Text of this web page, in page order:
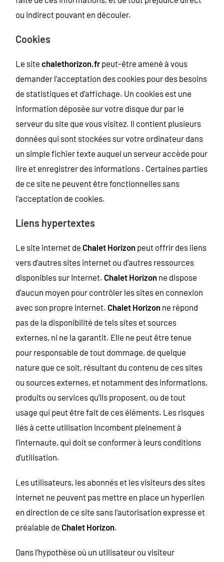
ou indirect pouvant en découler.
Cookies
Le sitechalethorizon.fr peut-être amené à vous
demander l’acceptation des cookies pour des besoins
de statistiques et d’affichage. Un cookies est une
information déposée sur votre disque dur par le
serveur du site que vous visitez. Il contient plusieurs
données qui sont stockées sur votre ordinateur dans
un simple fichier texte auquel un serveur accède pour
lire et enregistrer des informations . Certaines parties
de ce site ne peuvent être fonctionnelles sans
l’acceptation de cookies.
Liens hypertextes
Le site internet de Chalet Horizon peut offrir des liens
vers d’autres sites internet ou d’autres ressources
disponibles sur Internet. Chalet Horizon ne dispose
d’aucun moyen pour contrôler les sites en connexion
avec son propre internet. Chalet Horizon ne répond
pas de la disponibilité de tels sites et sources
externes, ni ne la garantit. Elle ne peut être tenue
pour responsable de tout dommage, de quelque
nature que ce soit, résultant du contenu de ces sites
ou sources externes, et notamment des informations,
produits ou services qu’ils proposent, ou de tout
usage qui peut être fait de ces éléments. Les risques
liés à cette utilisation incombent pleinement à
l’internaute, qui doit se conformer à leurs conditions
d’utilisation.
Les utilisateurs, les abonnés et les visiteurs des sites
internet ne peuvent pas mettre en place un hyperlien
en direction de ce site sans l’autorisation expresse et
préalable de Chalet Horizon.
Dans l’hypothèse où un utilisateur ou visiteur